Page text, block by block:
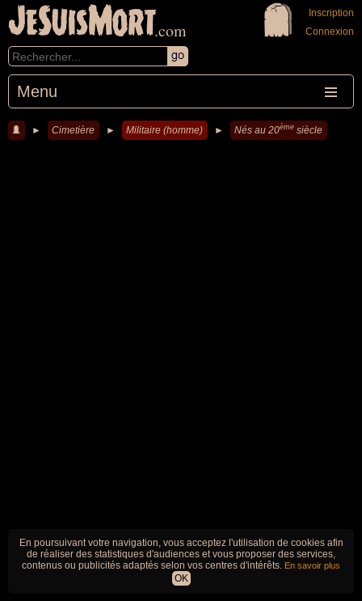
JeSuisMort.com
Menu
Inscription
Connexion
► Cimetière ► Militaire (homme) ► Nés au 20ème siècle
En poursuivant votre navigation, vous acceptez l'utilisation de cookies afin
de réaliser des statistiques d'audiences et vous proposer des services,
contenus ou publicités adaptés selon vos centres d'intérêts. En savoir plus
OK